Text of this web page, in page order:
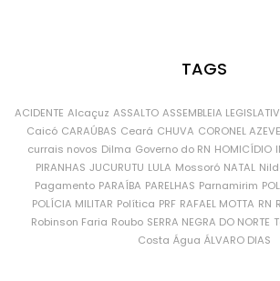
TAGS
ACIDENTE Alcaçuz ASSALTO ASSEMBLEIA
Caicó CARAÚBAS Ceará CHUVA CORONEL
currais novos Dilma Governo do RN HOMICÍDIO
PIRANHAS JUCURUTU LULA Mossoró NATAL
Pagamento PARAÍBA PARELHAS Parnamirim
POLÍCIA MILITAR Política PRF RAFAEL MOTTA RN
Robinson Faria Roubo SERRA NEGRA DO NORTE
Costa Água ÁLVARO DIAS